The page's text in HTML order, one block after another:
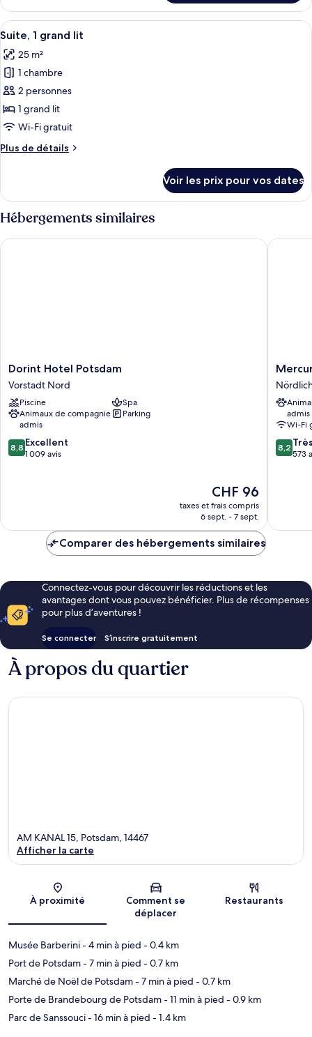
2
lits
une
place
le
type
de
Chambre
Standard,
lits
une
place
Afficher
toutes
les
photos
pour
ce
type
chambre :
grand
lit
Une cuisine moderne équipée d’un
14
Suite, 1 grand lit
25 m²
1 chambre
2 personnes
1 grand lit
Wi-Fi gratuit
Plus de détails
Plus
le
type
de
chambre
Suite,
Voir les prix pour vos dates
Hébergements similaires
Dorint
Hotel
Potsdam
Vorstadt
Nord
Dorint Hotel Potsdam
Vorstadt Nord
Piscine
Spa
Animaux de compagnie
admis
Parking
8.8
sur
8,8 Excellent
1 009 avis
Le
nouveau
prix
de
CHF 96
taxes et frais compris
6 sept. - 7 sept.
Dorint Hotel Potsdam
Mercure
Hotel
City
admis
Wi-Fi
8.2
sur
8,2
573
Comparer des hébergements similaires
Connectez-vous pour découvrir les réductions et les
avantages dont vous pouvez bénéficier. Plus de récompenses
pour plus d’aventures !
Se connecter S’inscrire gratuitement
À propos du quartier
Carte
AM KANAL 15, Potsdam, 14467
Afficher la carte
À proximité
Comment se
déplacer
Restaurants
Musée Barberini- 4 min à pied - 0.4 km
Port de Potsdam- 7 min à pied - 0.7 km
Marché de Noël de Potsdam- 7 min à pied - 0.7 km
Porte de Brandebourg de Potsdam- 11 min à pied - 0.9 km
Parc de Sanssouci- 16 min à pied - 1.4 km